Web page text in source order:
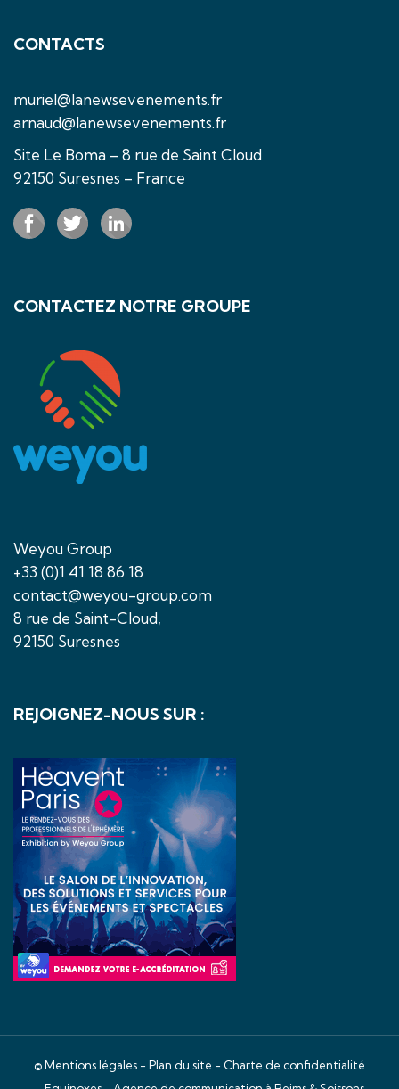
CONTACTS
muriel@lanewsevenements.fr
arnaud@lanewsevenements.fr
Site Le Boma – 8 rue de Saint Cloud
92150 Suresnes – France
CONTACTEZ NOTRE GROUPE
Weyou Group
+33 (0)1 41 18 86 18
contact@weyou-group.com
8 rue de Saint-Cloud,
92150 Suresnes
REJOIGNEZ-NOUS SUR :
©Mentions légales - Plan du site - Charte de confidentialité